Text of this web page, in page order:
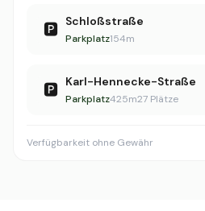
🅿️ Schloßstraße
Parkplatz154m
🅿️ Karl-Hennecke-Straße
Parkplatz425m27 Plätze
Verfügbarkeit ohne Gewähr